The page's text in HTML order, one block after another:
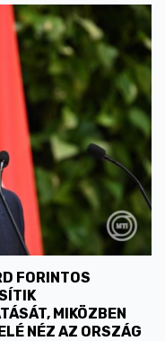
FORINTOS
MIKÖZBEN
NÉZ AZ ORSZÁG